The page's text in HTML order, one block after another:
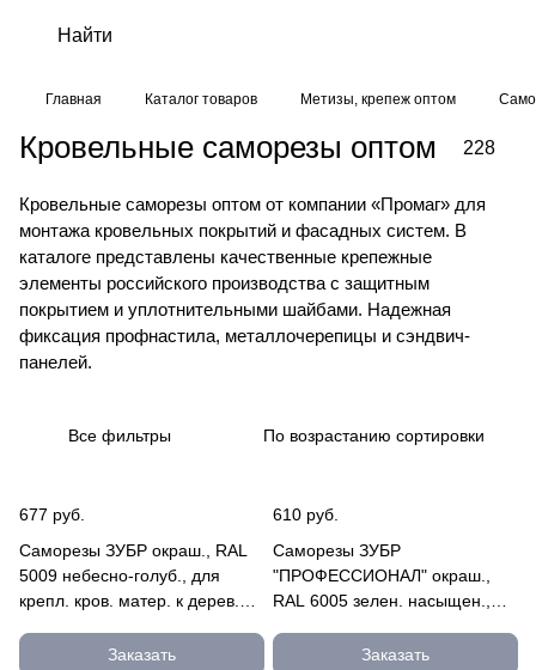
Главная Каталог товаров Метизы, крепеж оптом
Кровельные саморезы оптом 228
Кровельные саморезы оптом от компании «Промаг» для
монтажа кровельных покрытий и фасадных систем. В
каталоге представлены качественные крепежные
элементы российского производства с защитным
покрытием и уплотнительными шайбами. Надежная
фиксация профнастила, металлочерепицы и сэндвич-
панелей.
Все фильтры По возрастанию сортировки
677 руб.
Саморезы ЗУБР окраш., RAL
5009 небесно-голуб., для
крепл. кров. матер. к дерев.
300315-48-060-5009
Заказать
610 руб.
Саморезы ЗУБР
"ПРОФЕССИОНАЛ" окраш.,
RAL 6005 зелен. насыщен.,
дерев. обре 4-300315-48-070-
Заказать